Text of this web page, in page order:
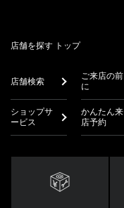
店舗を探す トップ
店舗検索
ご来店の前
に
ショップサ
ービス
かんたん来
店予約